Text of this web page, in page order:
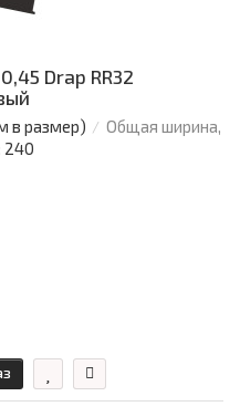
Drap RR32
в размер)
Общая ширина,
240